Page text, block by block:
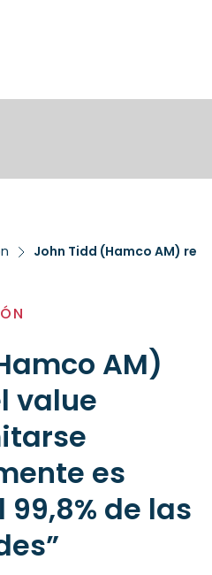
AM)
value
es
de las